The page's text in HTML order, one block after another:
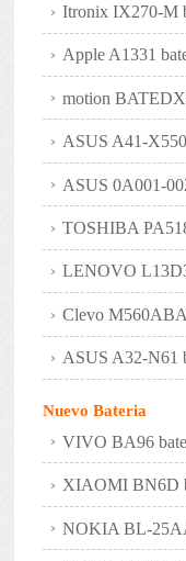
Itronix IX270-M
Apple A1331
motion
ASUS A41-
ASUS 0A001-
TOSHIBA
LENOVO
Clevo
ASUS A32-N61
Nuevo Bateria
VIVO BA96
XIAOMI BN6D
NOKIA BL-